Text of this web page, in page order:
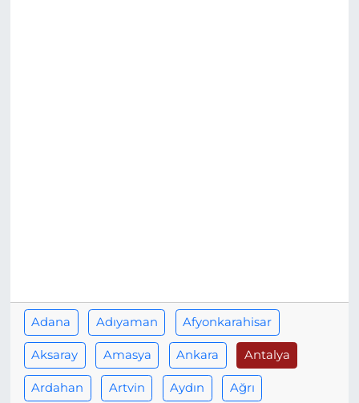
Adana Adıyaman Afyonkarahisar
Aksaray Amasya Ankara Antalya
Ardahan Artvin Aydın Ağrı